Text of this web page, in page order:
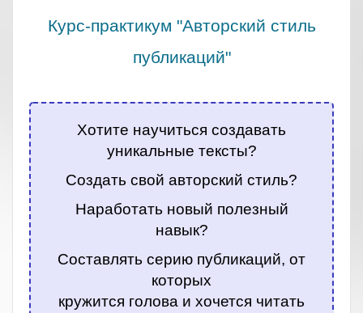
Курс-практикум "Авторский стиль
публикаций"
Хотите научиться создавать
уникальные тексты?
Создать свой авторский стиль?
Наработать новый полезный
навык?
Составлять серию публикаций, от
которых
кружится голова и хочется читать